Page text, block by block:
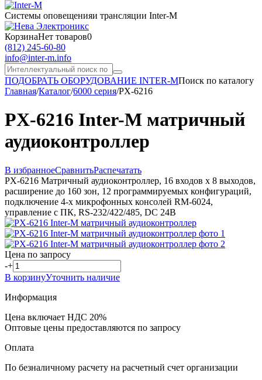
Системы оповещенияи трансляции Inter-M
КорзинаНет товаров0
(812) 245-60-80
info@inter-m.info
ПОДОБРАТЬ ОБОРУДОВАНИЕ INTER-MПоиск по каталогу
Главная/Каталог/6000 серия/PX-6216
PX-6216 Inter-M матричный
аудиоконтроллер
В избранноеСравнитьРаспечатать
PX-6216 Матричный аудиоконтроллер, 16 входов х 8 выходов,
расширение до 160 зон, 12 программируемых конфигураций,
подключение 4-х микрофонных консолей RM-6024,
управление с ПК, RS-232/422/485, DC 24В
Цена по запросу
-+
В корзинуУточнить наличие
Информация
Цена включает НДС 20%
Оптовые цены предоставляются по запросу
Оплата
По безналичному расчету на расчетный счет организации